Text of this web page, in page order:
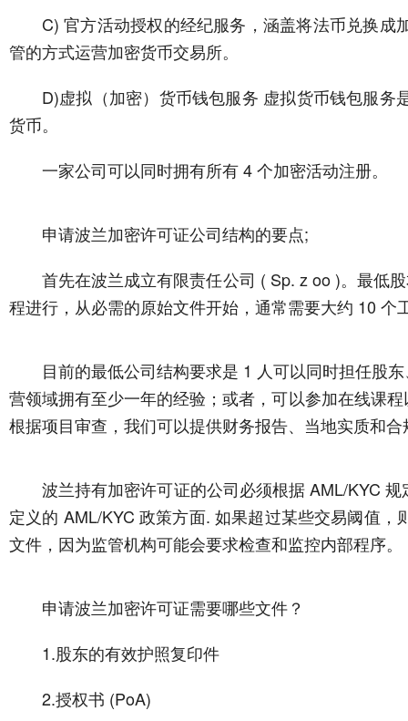
C) 官方活动授权的经纪服务，涵盖将法币兑换
管的方式运营加密货币交易所。
D)虚拟（加密）货币钱包服务 虚拟货币钱包服
货币。
一家公司可以同时拥有所有 4 个加密活动注册。
申请波兰加密许可证公司结构的要点;
首先在波兰成立有限责任公司 ( Sp. z oo )。最低
程进行，从必需的原始文件开始，通常需要大约 10 个
目前的最低公司结构要求是 1 人可以同时担任股
营领域拥有至少一年的经验；或者，可以参加在线课
根据项目审查，我们可以提供财务报告、当地实质和
波兰持有加密许可证的公司必须根据 AML/KYC
定义的 AML/KYC 政策方面. 如果超过某些交易阈值
文件，因为监管机构可能会要求检查和监控内部程序。
申请波兰加密许可证需要哪些文件？
1.股东的有效护照复印件
2.授权书 (PoA)